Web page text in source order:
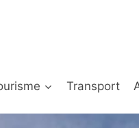
Transport